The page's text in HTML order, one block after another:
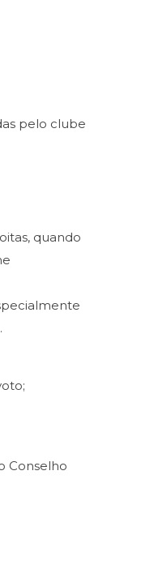
pelo clube
quando
Conselho